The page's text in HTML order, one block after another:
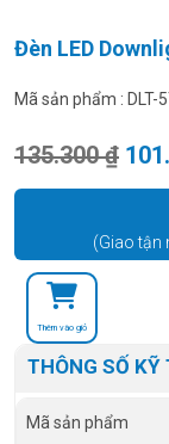
Đèn LED
Mã sản phẩm : DLT-
135.300₫ Giá
(Giao tận
Thêm vào giỏ
THÔNG SỐ KỸ
Mã sản phẩm